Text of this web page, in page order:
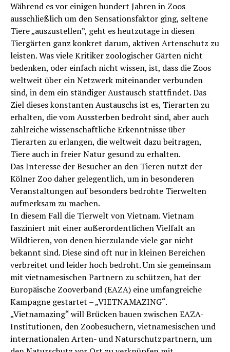
Während es vor einigen hundert Jahren in Zoos
ausschließlich um den Sensationsfaktor ging, seltene
Tiere „auszustellen”, geht es heutzutage in diesen
Tiergärten ganz konkret darum, aktiven Artenschutz zu
leisten. Was viele Kritiker zoologischer Gärten nicht
bedenken, oder einfach nicht wissen, ist, dass die Zoos
weltweit über ein Netzwerk miteinander verbunden
sind, in dem ein ständiger Austausch stattfindet. Das
Ziel dieses konstanten Austauschs ist es, Tierarten zu
erhalten, die vom Aussterben bedroht sind, aber auch
zahlreiche wissenschaftliche Erkenntnisse über
Tierarten zu erlangen, die weltweit dazu beitragen,
Tiere auch in freier Natur gesund zu erhalten.
Das Interesse der Besucher an den Tieren nutzt der
Kölner Zoo daher gelegentlich, um in besonderen
Veranstaltungen auf besonders bedrohte Tierwelten
aufmerksam zu machen.
In diesem Fall die Tierwelt von Vietnam. Vietnam
fasziniert mit einer außerordentlichen Vielfalt an
Wildtieren, von denen hierzulande viele gar nicht
bekannt sind. Diese sind oft nur in kleinen Bereichen
verbreitet und leider hoch bedroht. Um sie gemeinsam
mit vietnamesischen Partnern zu schützen, hat der
Europäische Zooverband (EAZA) eine umfangreiche
Kampagne gestartet – „VIETNAMAZING“.
„Vietnamazing“ will Brücken bauen zwischen EAZA-
Institutionen, den Zoobesuchern, vietnamesischen und
internationalen Arten- und Naturschutzpartnern, um